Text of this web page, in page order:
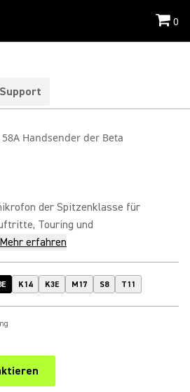
0
Handsender der Beta
der Spitzenklasse für
Touring und
Mehr erfahren
K14 K3E M17 S8 T11